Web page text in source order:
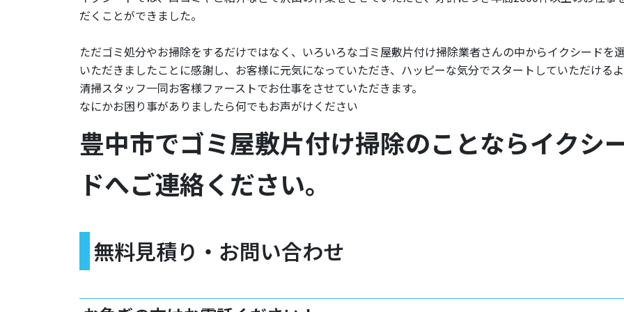
だくことができました。
ただゴミ処分やお掃除をするだけではなく、いろいろなゴミ屋敷片付け掃除業者さんの中からイクシードを
いただきましたことに感謝し、お客様に元気になっていただき、ハッピーな気分でスタートしていただける
清掃スタッフ一同お客様ファーストでお仕事をさせていただきます。
なにかお困り事がありましたら何でもお声がけください
豊中市でゴミ屋敷片付け掃除のことならイクシ
ドへご連絡ください。
無料見積り・お問い合わせ